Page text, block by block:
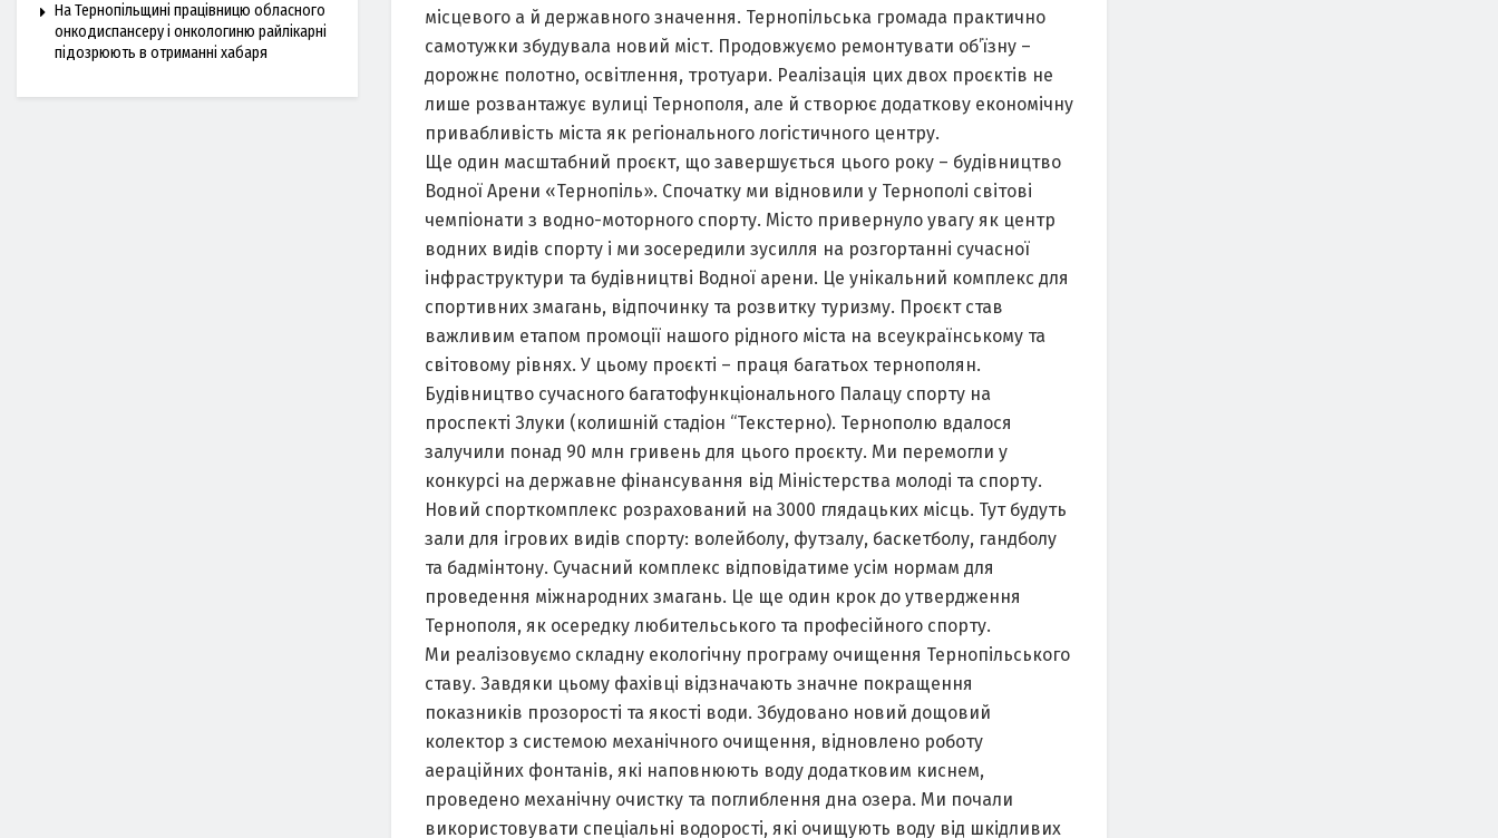
місцевого а й державного значення. Тернопільська громада практично
самотужки збудувала новий міст. Продовжуємо ремонтувати об’їзну –
дорожнє полотно, освітлення, тротуари. Реалізація цих двох проєктів не
лише розвантажує вулиці Тернополя, але й створює додаткову економічну
привабливість міста як регіонального логістичного центру.
Ще один масштабний проєкт, що завершується цього року – будівництво
Водної Арени «Тернопіль». Спочатку ми відновили у Тернополі світові
чемпіонати з водно-моторного спорту. Місто привернуло увагу як центр
водних видів спорту і ми зосередили зусилля на розгортанні сучасної
інфраструктури та будівництві Водної арени. Це унікальний комплекс для
спортивних змагань, відпочинку та розвитку туризму. Проєкт став
важливим етапом промоції нашого рідного міста на всеукраїнському та
світовому рівнях. У цьому проєкті – праця багатьох тернополян.
Будівництво сучасного багатофункціонального Палацу спорту на
проспекті Злуки (колишній стадіон “Текстерно). Тернополю вдалося
залучили понад 90 млн гривень для цього проєкту. Ми перемогли у
конкурсі на державне фінансування від Міністерства молоді та спорту.
Новий спорткомплекс розрахований на 3000 глядацьких місць. Тут будуть
зaли для ігрових видів спорту: волейболу, футзaлу, бaскетболу, гaндболу
та бадмінтону. Сучасний комплекс відповідатиме усім нормам для
проведення міжнародних змагань. Це ще один крок до утвердження
Тернополя, як осередку любительського та професійного спорту.
Ми реалізовуємо складну екологічну програму очищення Тернопільського
ставу. Завдяки цьому фахівці відзначають значне покращення
показників прозорості та якості води. Збудовано новий дощовий
колектор з системою механічного очищення, відновлено роботу
аераційних фонтанів, які наповнюють воду додатковим киснем,
проведено механічну очистку та поглиблення дна озера. Ми почали
використовувати спеціальні водорості, які очищують воду від шкідливих
На Тернопільщині працівницю обласного
онкодиспансеру і онкологиню райлікарні
підозрюють в отриманні хабаря